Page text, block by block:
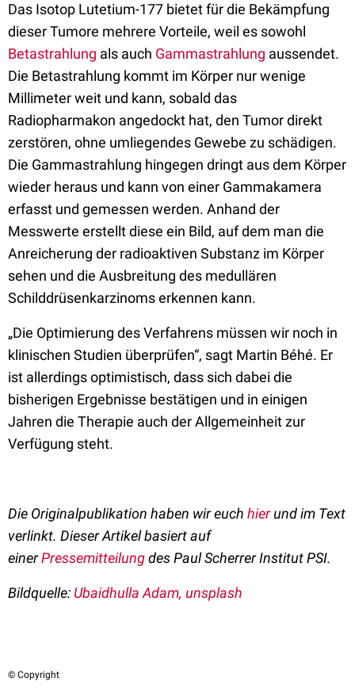
Das Isotop Lutetium-177 bietet für die Bekämpfung
dieser Tumore mehrere Vorteile, weil es sowohl
Betastrahlung als auch Gammastrahlung aussendet.
Die Betastrahlung kommt im Körper nur wenige
Millimeter weit und kann, sobald das
Radiopharmakon angedockt hat, den Tumor direkt
zerstören, ohne umliegendes Gewebe zu schädigen.
Die Gammastrahlung hingegen dringt aus dem Körper
wieder heraus und kann von einer Gammakamera
erfasst und gemessen werden. Anhand der
Messwerte erstellt diese ein Bild, auf dem man die
Anreicherung der radioaktiven Substanz im Körper
sehen und die Ausbreitung des medullären
Schilddrüsenkarzinoms erkennen kann.
„Die Optimierung des Verfahrens müssen wir noch in
klinischen Studien überprüfen“, sagt Martin Béhé. Er
ist allerdings optimistisch, dass sich dabei die
bisherigen Ergebnisse bestätigen und in einigen
Jahren die Therapie auch der Allgemeinheit zur
Verfügung steht.
Die Originalpublikation haben wir euch hierund im Text
verlinkt. Dieser Artikel basiert auf
einerPressemitteilungdes Paul Scherrer Institut PSI.
Bildquelle: Ubaidhulla Adam, unsplash
© Copyright